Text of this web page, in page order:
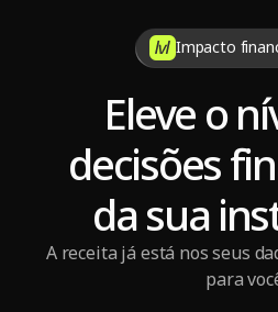
Impacto
Eleve o
decisões
da sua
A receita já está nos seus
para